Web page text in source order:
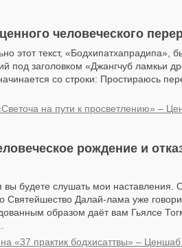
человеческого
этот текст, «Бодхипатхапрадипа»,
под заголовком «Джангчуб ламкьи
со строки: Простираюсь
на пути к просветлению» –
рождение и
будете слушать мои наставления.
Святейшество Далай-лама уже
образом даёт вам Гьялсе
«37 практик бодхисаттвы» –